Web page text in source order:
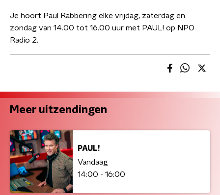
Je hoort Paul Rabbering elke vrijdag, zaterdag en
zondag van 14.00 tot 16.00 uur met PAUL! op NPO
Radio 2.
Meer uitzendingen
PAUL!
Vandaag
14:00 - 16:00